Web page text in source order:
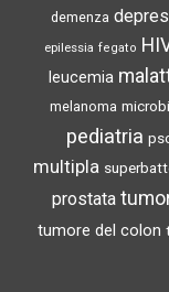
demenza
epilessia fegato
leucemia
melanoma
pediatria
multipla
prostata
tumore del colon